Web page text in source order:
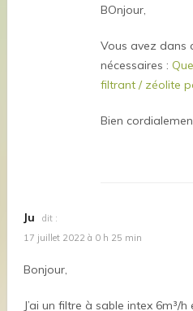
BOnjour,
Vous avez dans
nécessaires :
filtrant / zéolite
Bien
Ju
dit :
17 juillet 2022 à 0 h 25 min
Bonjour,
J’ai un filtre à sable intex 6m³/